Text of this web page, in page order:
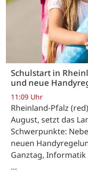
Schulstart in
und neue
11:09 Uhr
Rheinland-Pfalz
August, setzt das
Schwerpunkte:
neuen
Ganztag,
…